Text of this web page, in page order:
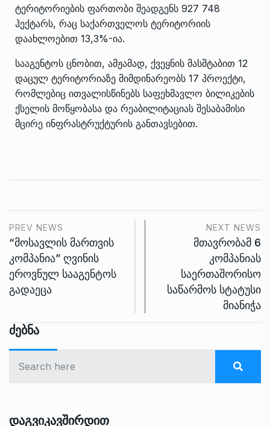
ტერიტორიების ფართობი შეადგენს 927 748
ჰექტარს, რაც საქართველოს ტერიტორიის
დაახლოებით 13,3%-ია.
სააგენტოს ცნობით, ამჟამად, ქვეყნის მასშტაბით 12
დაცულ ტერიტორიაზე მიმდინარეობს 17 პროექტი,
რომლებიც ითვალისწინებს საფეხმავლო ბილიკების
ქსელის მოწყობასა და რეაბილიტაციას შესაბამისი
მცირე ინფრასტრუქტურის განთავსებით.
PREV NEWS
“მოსავლის მართვის
კომპანია” ღვინის
ეროვნულ სააგენტოს
გადაეცა
NEXT NEWS
მთავრობამ 6
კომპანიას
საერთაშორისო
საწარმოს სტატუსი
მიანიჭა
Ძებნა
Დაგვიკავშირდით